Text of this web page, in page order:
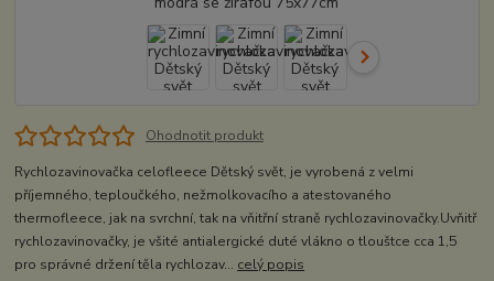
Ohodnotit produkt
Rychlozavinovačka celofleece Dětský svět, je vyrobená z velmi
příjemného, teploučkého, nežmolkovacího a atestovaného
thermofleece, jak na svrchní, tak na vňitřní straně rychlozavinovačky.Uvňitř
rychlozavinovačky, je všité antialergické duté vlákno o tlouštce cca 1,5
pro správné držení těla rychlozav... celý popis